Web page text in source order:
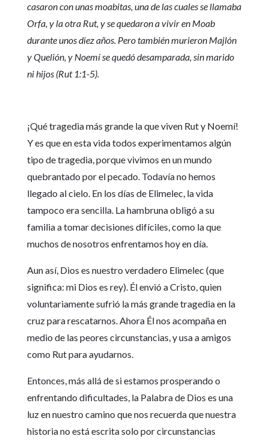
casaron con unas moabitas, una de las cuales se llamaba
Orfa, y la otra Rut, y se quedaron a vivir en Moab
durante unos diez años. Pero también murieron Majlón
y Quelión, y Noemí se quedó desamparada, sin marido
ni hijos (Rut 1:1-5).
¡Qué tragedia más grande la que viven Rut y Noemí!
Y es que en esta vida todos experimentamos algún
tipo de tragedia, porque vivimos en un mundo
quebrantado por el pecado. Todavía no hemos
llegado al cielo. En los días de Elimelec, la vida
tampoco era sencilla. La hambruna obligó a su
familia a tomar decisiones difíciles, como la que
muchos de nosotros enfrentamos hoy en día.
Aun así, Dios es nuestro verdadero Elimelec (que
significa: mi Dios es rey). Él envió a Cristo, quien
voluntariamente sufrió la más grande tragedia en la
cruz para rescatarnos. Ahora Él nos acompaña en
medio de las peores circunstancias, y usa a amigos
como Rut para ayudarnos.
Entonces, más allá de si estamos prosperando o
enfrentando dificultades, la Palabra de Dios es una
luz en nuestro camino que nos recuerda que nuestra
historia no está escrita solo por circunstancias